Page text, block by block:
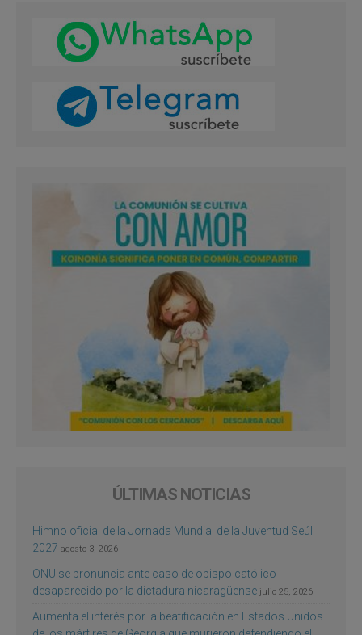
ÚLTIMAS NOTICIAS
Himno oficial de la Jornada Mundial de la Juventud Seúl
2027 agosto 3, 2026
ONU se pronuncia ante caso de obispo católico
desaparecido por la dictadura nicaragüense julio 25, 2026
Aumenta el interés por la beatificación en Estados Unidos